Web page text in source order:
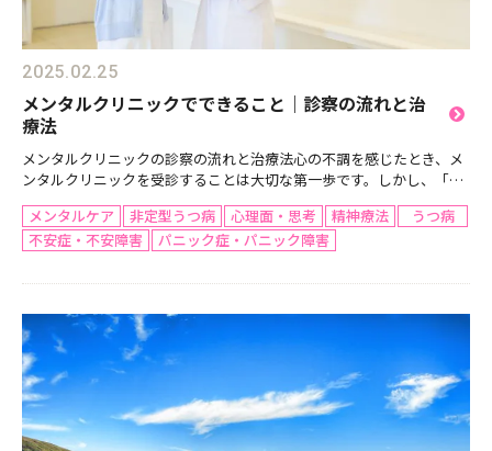
2025.02.25
メンタルクリニックでできること｜診察の流れと治
療法
メンタルクリニックの診察の流れと治療法心の不調を感じたとき、メ
ンタルクリニックを受診することは大切な第一歩です。しかし、「ど
のような診察をするのか」「どんな治療が受けられるのか」について
不安を感じる人も少なくありません。本記事では、メンタル...
メンタルケア 非定型うつ病 心理面・思考 精神療法
うつ病
不安症・不安障害
パニック症・パニック障害